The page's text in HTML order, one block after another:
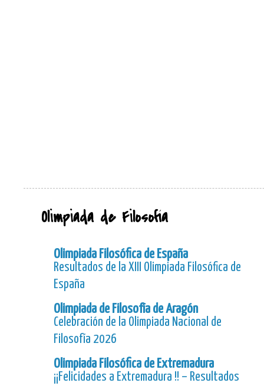
Olimpiada de Filosofía
Olimpiada Filosófica de España
Resultados de la XIII Olimpiada Filosófica de
España
Olimpiada de Filosofía de Aragón
Celebración de la Olimpiada Nacional de
Filosofía 2026
Olimpiada Filosófica de Extremadura
¡¡Felicidades a Extremadura !! – Resultados